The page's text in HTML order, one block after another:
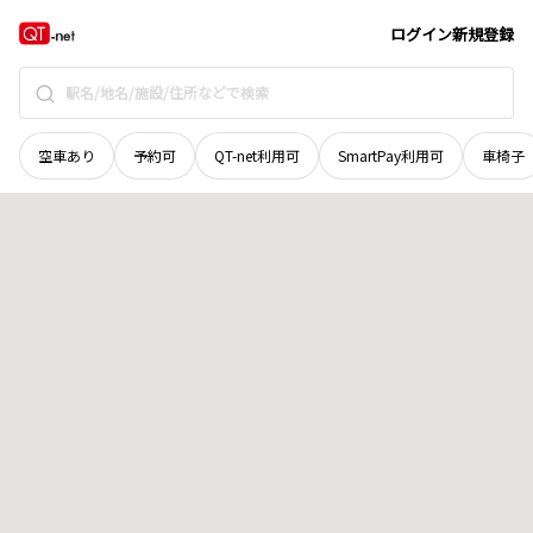
ログイン新規登録
空車あり 予約可 QT-net利用可 SmartPay利用可 車椅子
宮城県